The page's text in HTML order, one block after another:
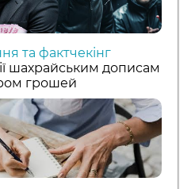
та фактчекінг
шахрайським дописам
грошей